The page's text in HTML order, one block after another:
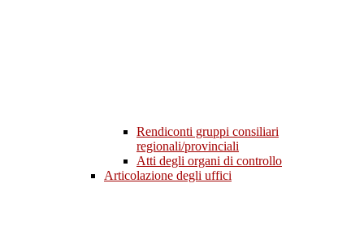
Rendiconti gruppi consiliari
regionali/provinciali
Atti degli organi di controllo
Articolazione degli uffici